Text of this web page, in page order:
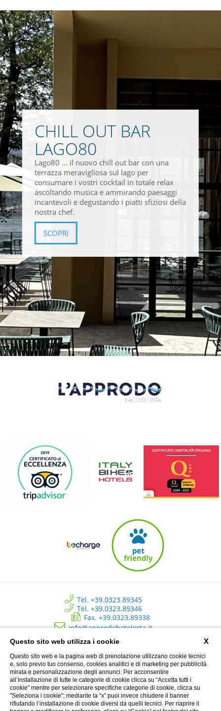
CHILL OUT BAR
LAGO80
Lago80 … il nuovo chill out bar con una
terrazza meravigliosa sul lago per
consumare i vostri cocktail in totale relax
ascoltando musica e ammirando paesaggi
incantevoli e degustando i piatti sfiziosi della
nostra chef.
SCOPRI
Tel. +39.0323.89345
Tel. +39.0323.89346
Fax. +39.0323.89338
info@approdohotelorta.it
Hotel L’Approdo - New Energy Srl - C.so Roma, 80 - Pettenasco (NO)
Italy | Registro delle imprese di Novara - N. REA NO 223534 - Capitale
sociale versato € 10.500 - P.I. 02233690037
Privacy Clienti
X
Questo sito web utilizza i cookie
Questo sito web e la pagina web di prenotazione utilizzano cookie tecnici
e, solo previo tuo consenso, cookies analitici e di marketing per pubblicità
mirata e personalizzazione degli annunci. Per acconsentire
all’installazione di tutte le categorie di cookie clicca su “Accetta tutti i
cookie” mentre per selezionare specifiche categorie di cookie, clicca su
"Seleziona i cookie"; mediante la “x” puoi invece chiudere il banner
rifiutando l’installazione di cookie diversi da quelli tecnici. Per riaprire il